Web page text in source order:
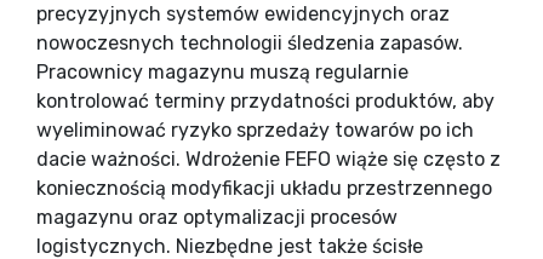
precyzyjnych systemów ewidencyjnych oraz
nowoczesnych technologii śledzenia zapasów.
Pracownicy magazynu muszą regularnie
kontrolować terminy przydatności produktów, aby
wyeliminować ryzyko sprzedaży towarów po ich
dacie ważności. Wdrożenie FEFO wiąże się często z
koniecznością modyfikacji układu przestrzennego
magazynu oraz optymalizacji procesów
logistycznych. Niezbędne jest także ścisłe